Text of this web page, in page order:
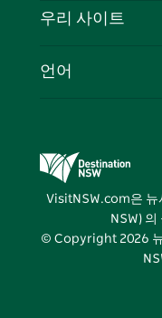
쿠키 고지
이벤트
여행 정보
뉴사우스웨일즈주
우리 사이트
뉴사우스웨일즈주
어 센터
비비드 시드니
언어
VisitNSW.com은
NSW)
© Copyright 2026